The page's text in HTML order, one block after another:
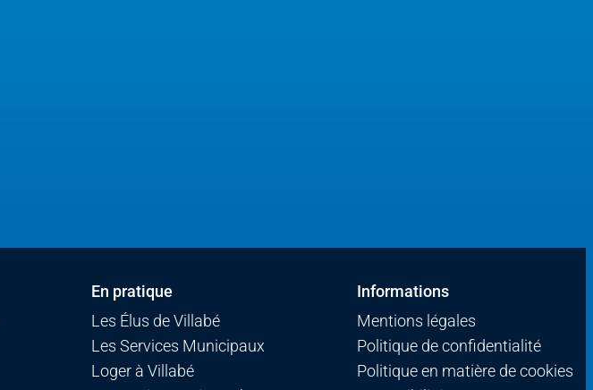
En pratique
Les Élus de Villabé
Les Services Municipaux
Loger à Villabé
Informations
Mentions légales
Politique de confidentialité
Politique en matière de cookies